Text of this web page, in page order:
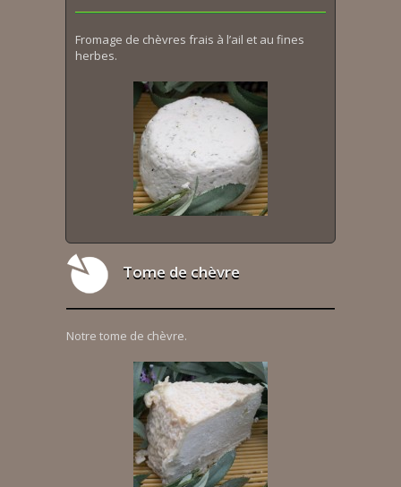
Fromage de chèvres frais à l’ail et au fines
herbes.
Tome de chèvre
Notre tome de chèvre.